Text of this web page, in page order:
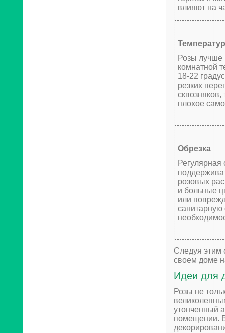
влияют на
Розы лучше
комнатной
18-22
резких
сквозняков,
плохое
Обрезка
Регулярная
розовых
и больные
или
санитарную
Следуя этим
своем доме
Идеи для
Розы не
утонченный
помещении.